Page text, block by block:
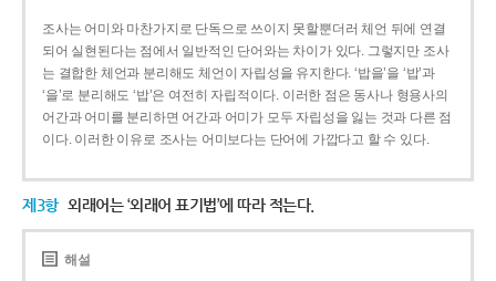
조사는 어미와 마찬가지로 단독으로 쓰이지 못할뿐더러 체언 뒤에 연결
되어 실현된다는 점에서 일반적인 단어와는 차이가 있다. 그렇지만 조사
는 결합한 체언과 분리해도 체언이 자립성을 유지한다. ‘밥을’을 ‘밥’과
‘을’로 분리해도 ‘밥’은 여전히 자립적이다. 이러한 점은 동사나 형용사의
어간과 어미를 분리하면 어간과 어미가 모두 자립성을 잃는 것과 다른 점
이다. 이러한 이유로 조사는 어미보다는 단어에 가깝다고 할 수 있다.
제3항 외래어는 ‘외래어 표기법’에 따라 적는다.
해설